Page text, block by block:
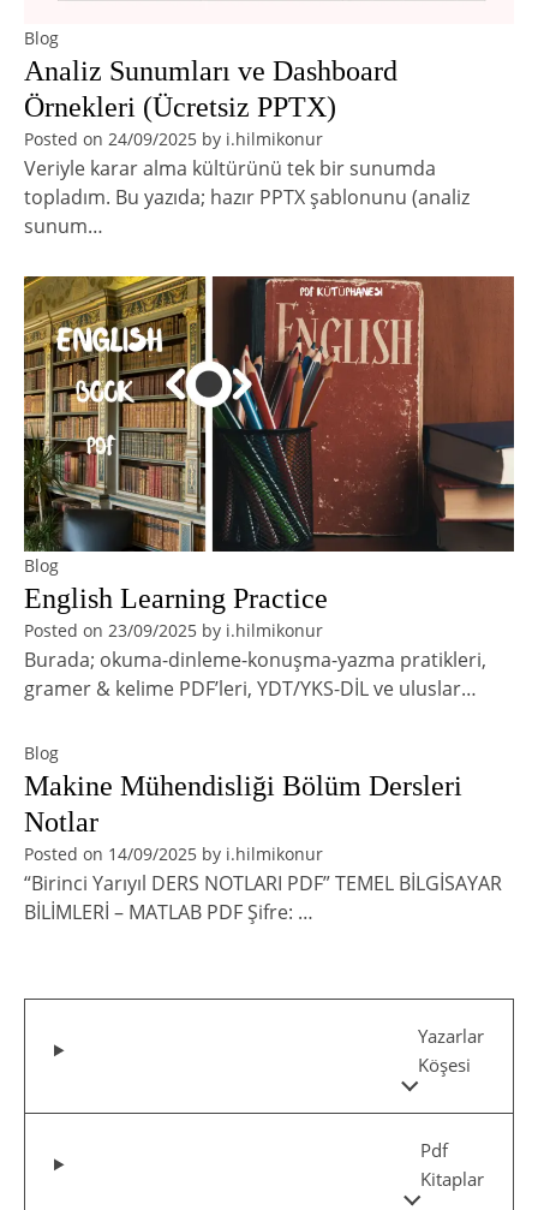
Blog
Analiz Sunumları ve Dashboard
Örnekleri (Ücretsiz PPTX)
Posted on 24/09/2025 by i.hilmikonur
Veriyle karar alma kültürünü tek bir sunumda
topladım. Bu yazıda; hazır PPTX şablonunu (analiz
sunum…
Blog
English Learning Practice
Posted on 23/09/2025 by i.hilmikonur
Burada; okuma-dinleme-konuşma-yazma pratikleri,
gramer & kelime PDF’leri, YDT/YKS-DİL ve uluslar…
Blog
Makine Mühendisliği Bölüm Dersleri
Notlar
Posted on 14/09/2025 by i.hilmikonur
“Birinci Yarıyıl DERS NOTLARI PDF” TEMEL BİLGİSAYAR
BİLİMLERİ – MATLAB PDF Şifre: …
Yazarlar
Köşesi
Pdf
Kitaplar